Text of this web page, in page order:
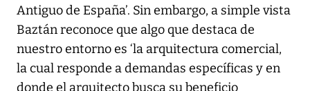
Antiguo de España’. Sin embargo, a simple vista
Baztán reconoce que algo que destaca de
nuestro entorno es ‘la arquitectura comercial,
la cual responde a demandas específicas y en
donde el arquitecto busca su beneficio